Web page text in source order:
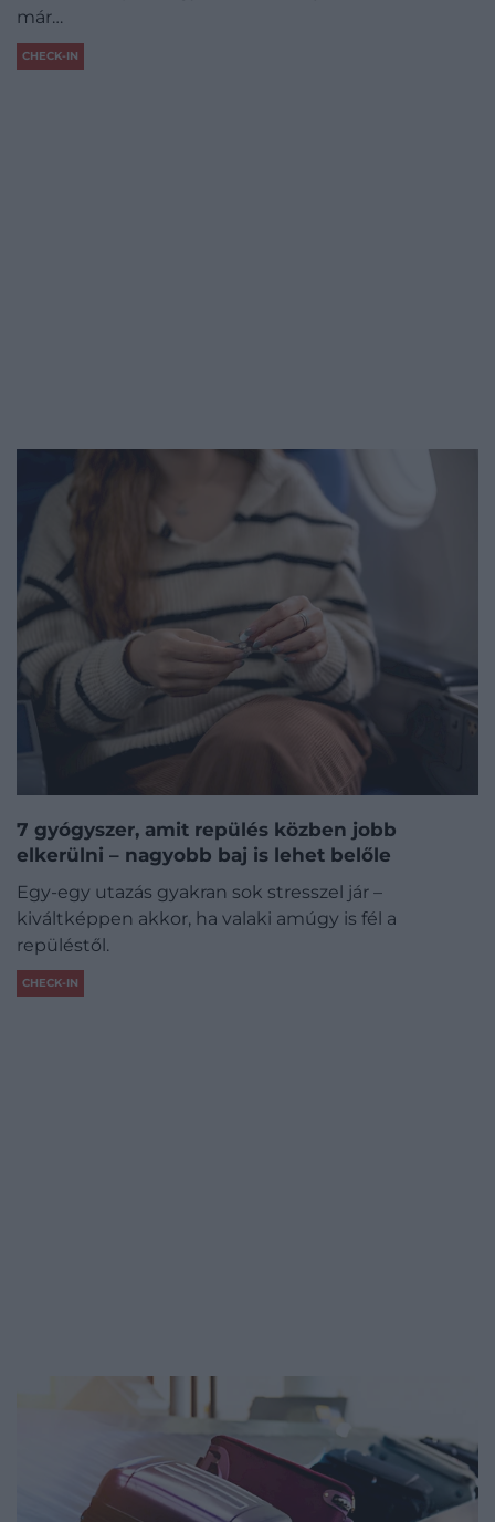
már…
CHECK-IN
7 gyógyszer, amit repülés közben jobb
elkerülni – nagyobb baj is lehet belőle
Egy-egy utazás gyakran sok stresszel jár –
kiváltképpen akkor, ha valaki amúgy is fél a
repüléstől.
CHECK-IN